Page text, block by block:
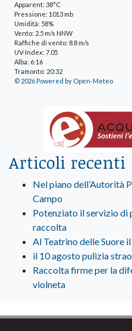
Apparent: 38°C
Pressione: 1013 mb
Umidità: 58%
Vento: 2.5 m/s NNW
Raffiche di vento: 8.8 m/s
UV-Index: 7.05
Alba: 6:16
Tramonto: 20:32
© 2026 Powered by Open-Meteo
Articoli recenti
Nel piano dell’Autorità
Campo
Potenziato il servizio di
raccolta
Al Teatrino delle Suore
il 10 agosto pulizia
Raccolta firme per la
violneta